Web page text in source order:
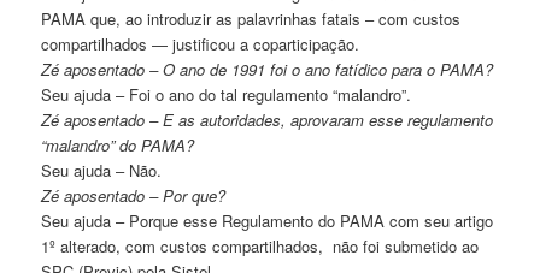
PAMA que, ao introduzir as palavrinhas fatais – com custos
compartilhados — justificou a coparticipação.
Zé aposentado – O ano de 1991 foi o ano fatídico para o PAMA?
Seu ajuda – Foi o ano do tal regulamento “malandro”.
Zé aposentado – E as autoridades, aprovaram esse regulamento
“malandro” do PAMA?
Seu ajuda – Não.
Zé aposentado – Por que?
Seu ajuda – Porque esse Regulamento do PAMA com seu artigo
1º alterado, com custos compartilhados, não foi submetido ao